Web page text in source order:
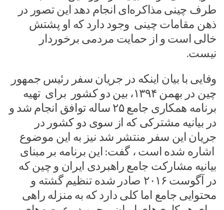
طرف چینی مذاکره‌ای انجام دهد این تصور در
ذهن مقامات چینی وجود دارد که او پشتش
خالی است و از حمایت مردمی برخوردار
نیست.
وفایی با بیان اینکه در جریان سفر رئیس جمهور
چین در بهمن ۱۳۹۴، بین دو کشور برای تهیه
برنامه همکاری جامع ۲۵ ساله توافق انجام شد و
در بیانیه مشترکی که از سوی دو کشور در
جریان این سفر منتشر شد نیز به این موضوع
اشاره شده است ، گفت: این برنامه بر مبنای
بیانیه مشارکت جامع راهبردی ایران و چین که
در آگوست ۲۰۱۶ صادر شده تنظیم گشته و
محتوایی جامع اما کلی دارد که به منزله راهی